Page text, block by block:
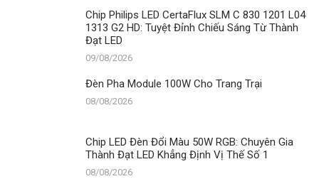
Chip Philips LED CertaFlux SLM C 830 1201 L04
1313 G2 HD: Tuyệt Đỉnh Chiếu Sáng Từ Thành
Đạt LED
09/08/2026
Đèn Pha Module 100W Cho Trang Trại
08/08/2026
Chip LED Đèn Đổi Màu 50W RGB: Chuyên Gia
Thành Đạt LED Khẳng Định Vị Thế Số 1
08/08/2026